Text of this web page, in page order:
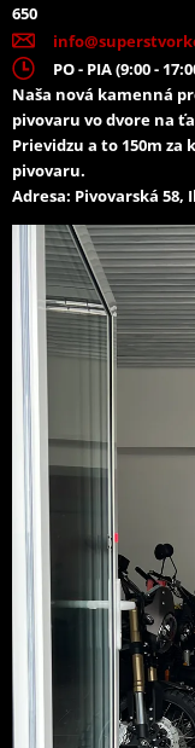
650
PO - PIA (9:00 -
Naša nová kamenná
pivovaru vo dvore na
Prievidzu a to 150m za
pivovaru.
Adresa: Pivovarská 58,